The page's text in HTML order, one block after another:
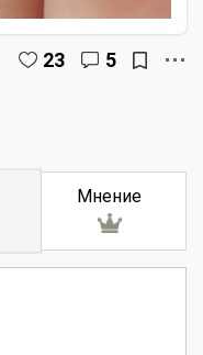
23 5
Мнение